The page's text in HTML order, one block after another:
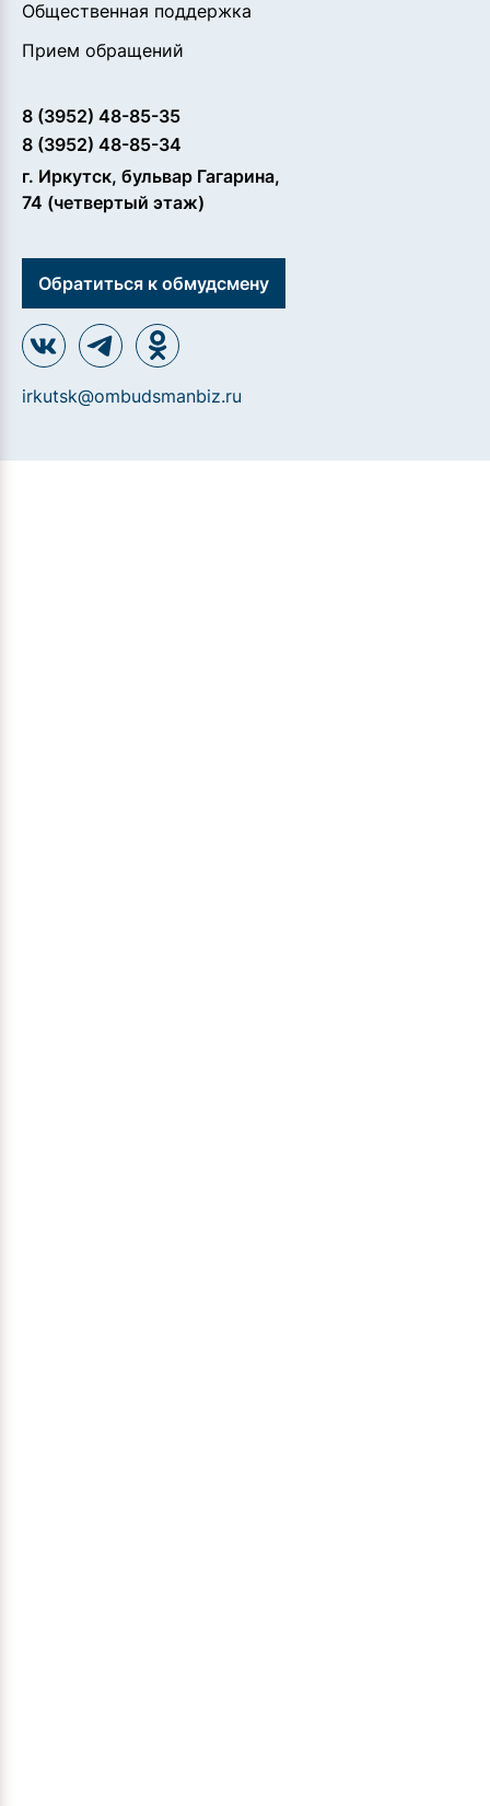
Общественная поддержка
Прием обращений
8 (3952) 48-85-35
8 (3952) 48-85-34
г. Иркутск, бульвар Гагарина,
74 (четвертый этаж)
Обратиться к обмудсмену
irkutsk@ombudsmanbiz.ru